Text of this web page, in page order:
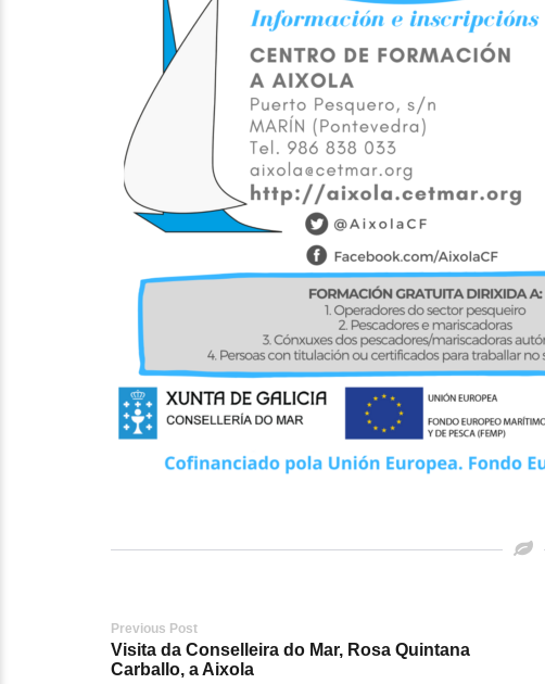
Post
navigation
Previous Post
Visita da Conselleira do Mar, Rosa Quintana
Carballo, a Aixola